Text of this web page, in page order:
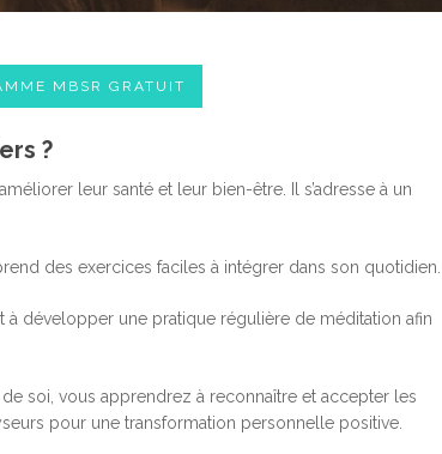
MBSR GRATUIT
?
leur santé et leur bien-être. Il s’adresse à un
des exercices faciles à intégrer dans son quotidien.
développer une pratique régulière de méditation afin
soi, vous apprendrez à reconnaître et accepter les
pour une transformation personnelle positive.